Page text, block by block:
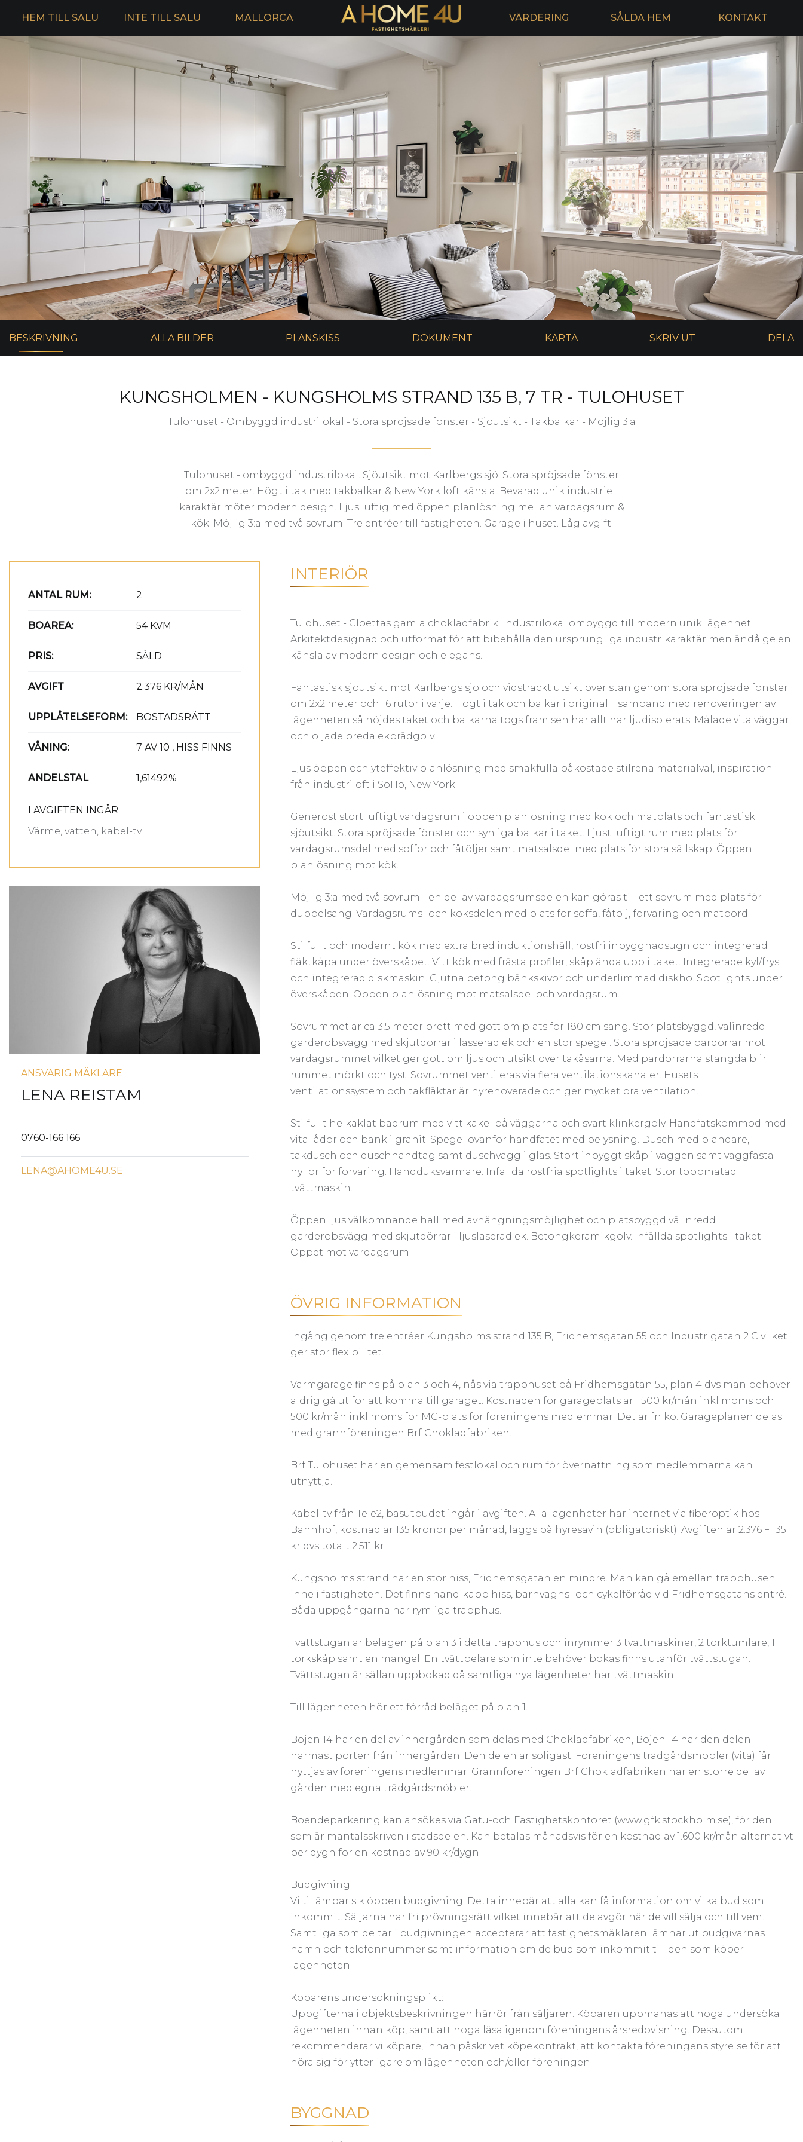
HEM TILL SALU INTE TILL SALU MALLORCA VÄRDERING SÅLDA HEM KONTAKT
BESKRIVNING ALLA BILDER PLANSKISS DOKUMENT KARTA SKRIV UT DELA
KUNGSHOLMEN - KUNGSHOLMS STRAND 135 B, 7 TR - TULOHUSET
Tulohuset - Ombyggd industrilokal - Stora spröjsade fönster - Sjöutsikt - Takbalkar - Möjlig 3:a
Tulohuset - ombyggd industrilokal. Sjöutsikt mot Karlbergs sjö. Stora spröjsade fönster
om 2x2 meter. Högt i tak med takbalkar & New York loft känsla. Bevarad unik industriell
karaktär möter modern design. Ljus luftig med öppen planlösning mellan vardagsrum &
kök. Möjlig 3:a med två sovrum. Tre entréer till fastigheten. Garage i huset. Låg avgift.
ANTAL RUM: 2
BOAREA: 54 KVM
PRIS: SÅLD
AVGIFT 2.376 KR/MÅN
UPPLÅTELSEFORM: BOSTADSRÄTT
VÅNING: 7 AV 10 , HISS FINNS
ANDELSTAL 1,61492%
I AVGIFTEN INGÅR
Värme, vatten, kabel-tv
ANSVARIG MÄKLARE
LENA REISTAM
0760-166 166
LENA@AHOME4U.SE
INTERIÖR
Tulohuset - Cloettas gamla chokladfabrik. Industrilokal ombyggd till modern unik lägenhet.
Arkitektdesignad och utformat för att bibehålla den ursprungliga industrikaraktär men ändå ge en
känsla av modern design och elegans.
Fantastisk sjöutsikt mot Karlbergs sjö och vidsträckt utsikt över stan genom stora spröjsade fönster
om 2x2 meter och 16 rutor i varje. Högt i tak och balkar i original. I samband med renoveringen av
lägenheten så höjdes taket och balkarna togs fram sen har allt har ljudisolerats. Målade vita väggar
och oljade breda ekbrädgolv.
Ljus öppen och yteffektiv planlösning med smakfulla påkostade stilrena materialval, inspiration
från industriloft i SoHo, New York.
Generöst stort luftigt vardagsrum i öppen planlösning med kök och matplats och fantastisk
sjöutsikt. Stora spröjsade fönster och synliga balkar i taket. Ljust luftigt rum med plats för
vardagsrumsdel med soffor och fåtöljer samt matsalsdel med plats för stora sällskap. Öppen
planlösning mot kök.
Möjlig 3:a med två sovrum - en del av vardagsrumsdelen kan göras till ett sovrum med plats för
dubbelsäng. Vardagsrums- och köksdelen med plats för soffa, fåtölj, förvaring och matbord.
Stilfullt och modernt kök med extra bred induktionshäll, rostfri inbyggnadsugn och integrerad
fläktkåpa under överskåpet. Vitt kök med frästa profiler, skåp ända upp i taket. Integrerade kyl/frys
och integrerad diskmaskin. Gjutna betong bänkskivor och underlimmad diskho. Spotlights under
överskåpen. Öppen planlösning mot matsalsdel och vardagsrum.
Sovrummet är ca 3,5 meter brett med gott om plats för 180 cm säng. Stor platsbyggd, välinredd
garderobsvägg med skjutdörrar i lasserad ek och en stor spegel. Stora spröjsade pardörrar mot
vardagsrummet vilket ger gott om ljus och utsikt över takåsarna. Med pardörrarna stängda blir
rummet mörkt och tyst. Sovrummet ventileras via flera ventilationskanaler. Husets
ventilationssystem och takfläktar är nyrenoverade och ger mycket bra ventilation.
Stilfullt helkaklat badrum med vitt kakel på väggarna och svart klinkergolv. Handfatskommod med
vita lådor och bänk i granit. Spegel ovanför handfatet med belysning. Dusch med blandare,
takdusch och duschhandtag samt duschvägg i glas. Stort inbyggt skåp i väggen samt väggfasta
hyllor för förvaring. Handduksvärmare. Infällda rostfria spotlights i taket. Stor toppmatad
tvättmaskin.
Öppen ljus välkomnande hall med avhängningsmöjlighet och platsbyggd välinredd
garderobsvägg med skjutdörrar i ljuslaserad ek. Betongkeramikgolv. Infällda spotlights i taket.
Öppet mot vardagsrum.
ÖVRIG INFORMATION
Ingång genom tre entréer Kungsholms strand 135 B, Fridhemsgatan 55 och Industrigatan 2 C vilket
ger stor flexibilitet.
Varmgarage finns på plan 3 och 4, nås via trapphuset på Fridhemsgatan 55, plan 4 dvs man behöver
aldrig gå ut för att komma till garaget. Kostnaden för garageplats är 1.500 kr/mån inkl moms och
500 kr/mån inkl moms för MC-plats för föreningens medlemmar. Det är fn kö. Garageplanen delas
med grannföreningen Brf Chokladfabriken.
Brf Tulohuset har en gemensam festlokal och rum för övernattning som medlemmarna kan
utnyttja.
Kabel-tv från Tele2, basutbudet ingår i avgiften. Alla lägenheter har internet via fiberoptik hos
Bahnhof, kostnad är 135 kronor per månad, läggs på hyresavin (obligatoriskt). Avgiften är 2.376 + 135
kr dvs totalt 2.511 kr.
Kungsholms strand har en stor hiss, Fridhemsgatan en mindre. Man kan gå emellan trapphusen
inne i fastigheten. Det finns handikapp hiss, barnvagns- och cykelförråd vid Fridhemsgatans entré.
Båda uppgångarna har rymliga trapphus.
Tvättstugan är belägen på plan 3 i detta trapphus och inrymmer 3 tvättmaskiner, 2 torktumlare, 1
torkskåp samt en mangel. En tvättpelare som inte behöver bokas finns utanför tvättstugan.
Tvättstugan är sällan uppbokad då samtliga nya lägenheter har tvättmaskin.
Till lägenheten hör ett förråd beläget på plan 1.
Bojen 14 har en del av innergården som delas med Chokladfabriken, Bojen 14 har den delen
närmast porten från innergården. Den delen är soligast. Föreningens trädgårdsmöbler (vita) får
nyttjas av föreningens medlemmar. Grannföreningen Brf Chokladfabriken har en större del av
gården med egna trädgårdsmöbler.
Boendeparkering kan ansökes via Gatu-och Fastighetskontoret (www.gfk.stockholm.se), för den
som är mantalsskriven i stadsdelen. Kan betalas månadsvis för en kostnad av 1.600 kr/mån alternativt
per dygn för en kostnad av 90 kr/dygn.
Budgivning:
Vi tillämpar s k öppen budgivning. Detta innebär att alla kan få information om vilka bud som
inkommit. Säljarna har fri prövningsrätt vilket innebär att de avgör när de vill sälja och till vem.
Samtliga som deltar i budgivningen accepterar att fastighetsmäklaren lämnar ut budgivarnas
namn och telefonnummer samt information om de bud som inkommit till den som köper
lägenheten.
Köparens undersökningsplikt:
Uppgifterna i objektsbeskrivningen härrör från säljaren. Köparen uppmanas att noga undersöka
lägenheten innan köp, samt att noga läsa igenom föreningens årsredovisning. Dessutom
rekommenderar vi köpare, innan påskrivet köpekontrakt, att kontakta föreningens styrelse för att
höra sig för ytterligare om lägenheten och/eller föreningen.
BYGGNAD